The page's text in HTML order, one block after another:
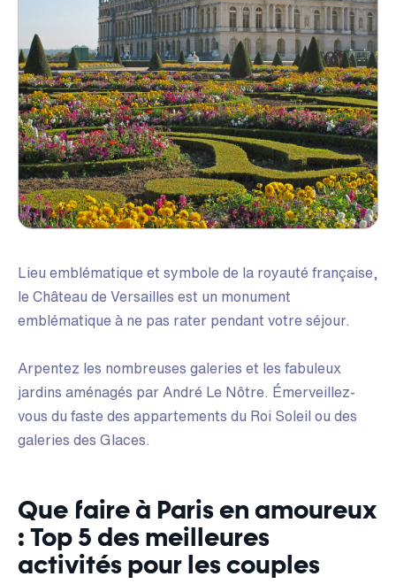
Lieu emblématique et symbole de la royauté française,
le Château de Versailles est un monument
emblématique à ne pas rater pendant votre séjour.
Arpentez les nombreuses galeries et les fabuleux
jardins aménagés par André Le Nôtre. Émerveillez-
vous du faste des appartements du Roi Soleil ou des
galeries des Glaces.
Que faire à Paris en amoureux
: Top 5 des meilleures
activités pour les couples